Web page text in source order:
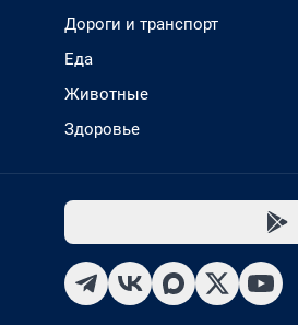
Дороги и транспорт
Еда
Животные
Здоровье